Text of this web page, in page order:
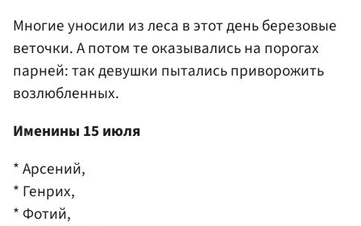
Многие уносили из леса в этот день березовые
веточки. А потом те оказывались на порогах
парней: так девушки пытались приворожить
возлюбленных.
Именины 15 июля
* Арсений,
* Генрих,
* Фотий,